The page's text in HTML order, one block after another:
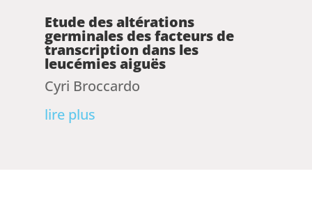
Etude des altérations
germinales des facteurs de
transcription dans les
leucémies aiguës
Cyri Broccardo
lire plus